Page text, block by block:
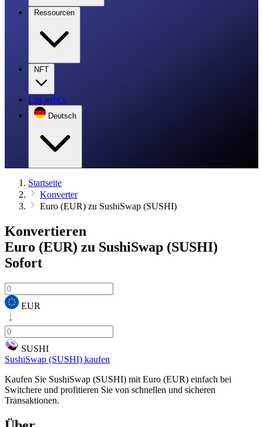
Ressourcen
NFT
Los geht's
Deutsch
Startseite
Konverter
Euro (EUR) zu SushiSwap (SUSHI)
Konvertieren
Euro (EUR) zu SushiSwap (SUSHI)
Sofort
EUR
SUSHI
SushiSwap (SUSHI) kaufen
Kaufen Sie SushiSwap (SUSHI) mit Euro (EUR) einfach bei
Switchere und profitieren Sie von schnellen und sicheren
Transaktionen.